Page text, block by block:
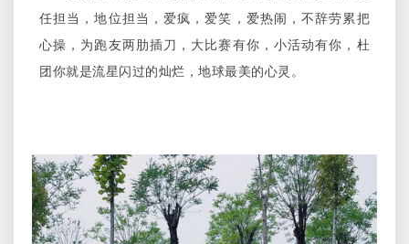
任担当，地位担当，爱疯，爱笑，爱热闹，不辞劳累把
心操，为跑友两肋插刀，大比赛有你，小活动有你，杜
团你就是流星闪过的灿烂，地球最美的心灵。